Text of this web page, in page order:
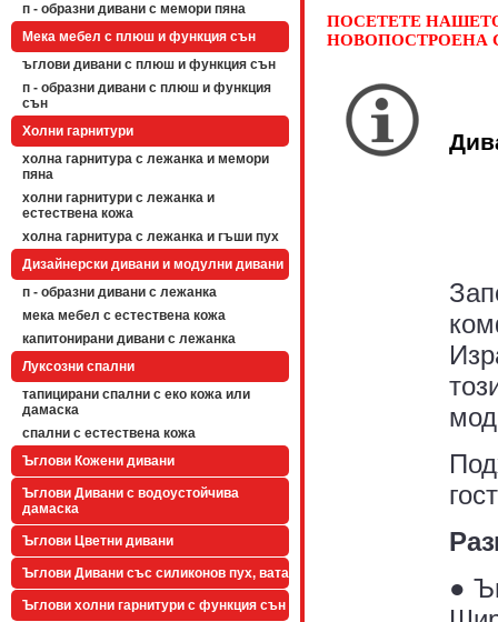
п - образни дивани с мемори пяна
Мека мебел с плюш и функция сън
ъглови дивани с плюш и функция сън
п - образни дивани с плюш и функция
сън
Холни гарнитури
холна гарнитура с лежанка и мемори
пяна
холни гарнитури с лежанка и
естествена кожа
холна гарнитура с лежанка и гъши пух
Дизайнерски дивани и модулни дивани
п - образни дивани с лежанка
мека мебел с естествена кожа
капитонирани дивани с лежанка
Луксозни спални
тапицирани спални с еко кожа или
дамаска
спални с естествена кожа
Ъглови Кожени дивани
Ъглови Дивани с водоустойчива
дамаска
Ъглови Цветни дивани
Ъглови Дивани със силиконов пух, вата
Ъглови холни гарнитури с функция сън
ПОСЕТЕТЕ
НОВОПОСТРОЕНА
●